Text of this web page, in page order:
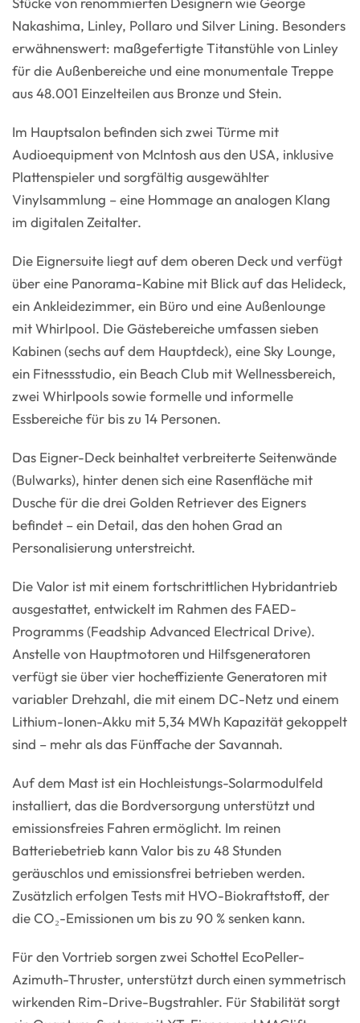
Nakashima, Linley, Pollaro und Silver Lining. Besonders
erwähnenswert: maßgefertigte Titanstühle von Linley
für die Außenbereiche und eine monumentale Treppe
aus 48.001 Einzelteilen aus Bronze und Stein.
Im Hauptsalon befinden sich zwei Türme mit
Audioequipment von McIntosh aus den USA, inklusive
Plattenspieler und sorgfältig ausgewählter
Vinylsammlung – eine Hommage an analogen Klang
im digitalen Zeitalter.
Die Eignersuite liegt auf dem oberen Deck und verfügt
über eine Panorama-Kabine mit Blick auf das Helideck,
ein Ankleidezimmer, ein Büro und eine Außenlounge
mit Whirlpool. Die Gästebereiche umfassen sieben
Kabinen (sechs auf dem Hauptdeck), eine Sky Lounge,
ein Fitnessstudio, ein Beach Club mit Wellnessbereich,
zwei Whirlpools sowie formelle und informelle
Essbereiche für bis zu 14 Personen.
Das Eigner-Deck beinhaltet verbreiterte Seitenwände
(Bulwarks), hinter denen sich eine Rasenfläche mit
Dusche für die drei Golden Retriever des Eigners
befindet – ein Detail, das den hohen Grad an
Personalisierung unterstreicht.
Die Valor ist mit einem fortschrittlichen Hybridantrieb
ausgestattet, entwickelt im Rahmen des FAED-
Programms (Feadship Advanced Electrical Drive).
Anstelle von Hauptmotoren und Hilfsgeneratoren
verfügt sie über vier hocheffiziente Generatoren mit
variabler Drehzahl, die mit einem DC-Netz und einem
Lithium-Ionen-Akku mit 5,34 MWh Kapazität gekoppelt
sind – mehr als das Fünffache der Savannah.
Auf dem Mast ist ein Hochleistungs-Solarmodulfeld
installiert, das die Bordversorgung unterstützt und
emissionsfreies Fahren ermöglicht. Im reinen
Batteriebetrieb kann Valor bis zu 48 Stunden
geräuschlos und emissionsfrei betrieben werden.
Zusätzlich erfolgen Tests mit HVO-Biokraftstoff, der
die CO₂-Emissionen um bis zu 90 % senken kann.
Für den Vortrieb sorgen zwei Schottel EcoPeller-
Azimuth-Thruster, unterstützt durch einen symmetrisch
wirkenden Rim-Drive-Bugstrahler. Für Stabilität sorgt